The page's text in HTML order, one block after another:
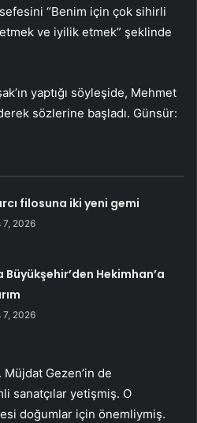
“Benim için çok sihirli
ve iyilik etmek” şeklinde
yaptığı söyleşide, Mehmet
sözlerine başladı. Günsür:
filosuna iki yeni gemi
7, 2026
Hekimhan’a
7, 2026
Gezen’in de
sanatçılar yetişmiş. O
doğumlar için önemliymiş.